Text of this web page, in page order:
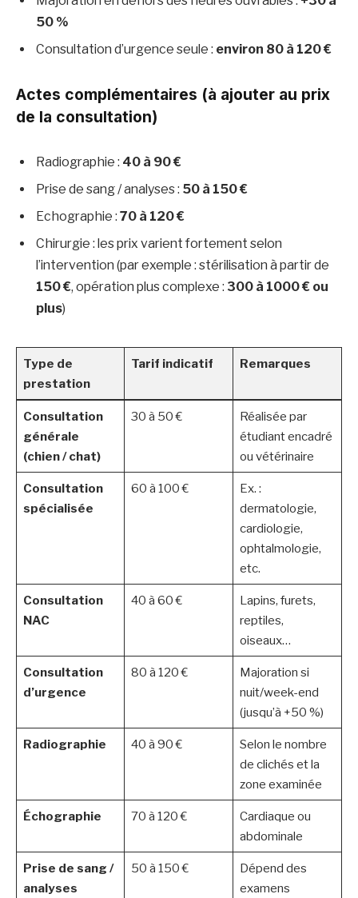
50 %
Consultation d’urgence seule : environ 80 à 120 €
Actes complémentaires (à ajouter au prix
de la consultation)
Radiographie : 40 à 90 €
Prise de sang / analyses : 50 à 150 €
Echographie : 70 à 120 €
Chirurgie : les prix varient fortement selon
l’intervention (par exemple : stérilisation à partir de
150 €, opération plus complexe : 300 à 1000 € ou
plus)
Type de
prestation
Tarif indicatif Remarques
Consultation
générale
(chien / chat)
30 à 50 €
Réalisée par
étudiant encadré
ou vétérinaire
Consultation
spécialisée
60 à 100 €
Ex. :
dermatologie,
cardiologie,
ophtalmologie,
etc.
Consultation
NAC
40 à 60 €
Lapins, furets,
reptiles,
oiseaux…
Consultation
d’urgence
80 à 120 €
Majoration si
nuit/week-end
(jusqu’à +50 %)
Radiographie 40 à 90 €
Selon le nombre
de clichés et la
zone examinée
Échographie 70 à 120 €
Cardiaque ou
abdominale
Prise de sang /
analyses
50 à 150 €
Dépend des
examens